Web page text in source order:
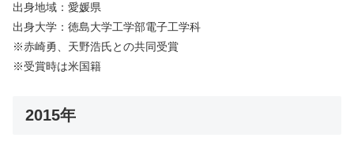
出身地域：愛媛県
出身大学：徳島大学工学部電子工学科
※赤崎勇、天野浩氏との共同受賞
※受賞時は米国籍
2015年